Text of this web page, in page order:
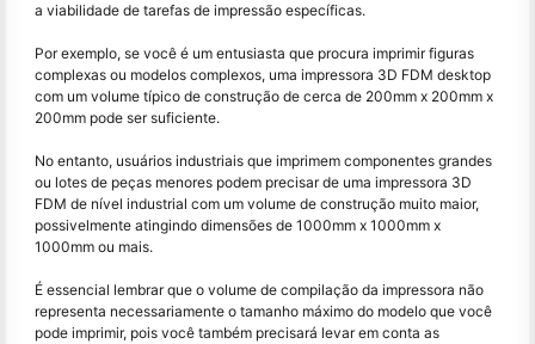
a viabilidade de tarefas de impressão específicas.
Por exemplo, se você é um entusiasta que procura imprimir figuras
complexas ou modelos complexos, uma impressora 3D FDM desktop
com um volume típico de construção de cerca de 200mm x 200mm x
200mm pode ser suficiente.
No entanto, usuários industriais que imprimem componentes grandes
ou lotes de peças menores podem precisar de uma impressora 3D
FDM de nível industrial com um volume de construção muito maior,
possivelmente atingindo dimensões de 1000mm x 1000mm x
1000mm ou mais.
É essencial lembrar que o volume de compilação da impressora não
representa necessariamente o tamanho máximo do modelo que você
pode imprimir, pois você também precisará levar em conta as